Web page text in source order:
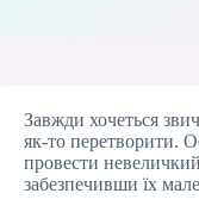
Завжди хочеться
як-то перетворити.
провести
забезпечивши їх